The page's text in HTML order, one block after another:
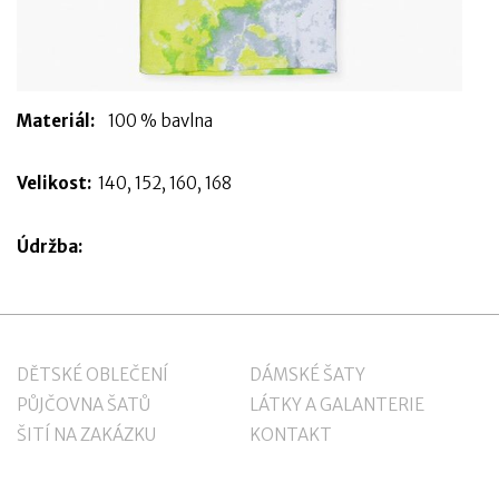
Materiál: 100 % bavlna
Velikost: 140, 152, 160, 168
Údržba:
DĚTSKÉ OBLEČENÍ
DÁMSKÉ ŠATY
PŮJČOVNA ŠATŮ
LÁTKY A GALANTERIE
ŠITÍ NA ZAKÁZKU
KONTAKT